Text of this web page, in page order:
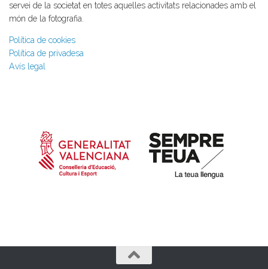
servei de la societat en totes aquelles activitats relacionades amb el
món de la fotografia.
Política de cookies
Política de privadesa
Avís legal